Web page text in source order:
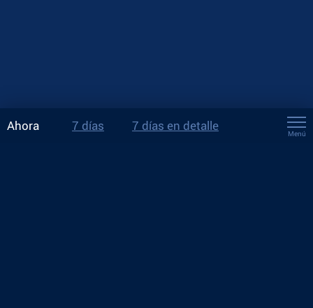
Ahora 7 días 7 días en detalle
Menú